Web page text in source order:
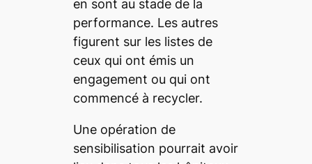
en sont au stade de la
performance. Les autres
figurent sur les listes de
ceux qui ont émis un
engagement ou qui ont
commencé à recycler.
Une opération de
sensibilisation pourrait avoir